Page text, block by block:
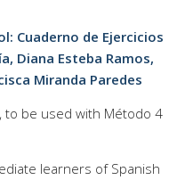
Cuaderno de Ejercicios
Diana Esteba Ramos,
Miranda Paredes
to be used with Método 4
learners of Spanish